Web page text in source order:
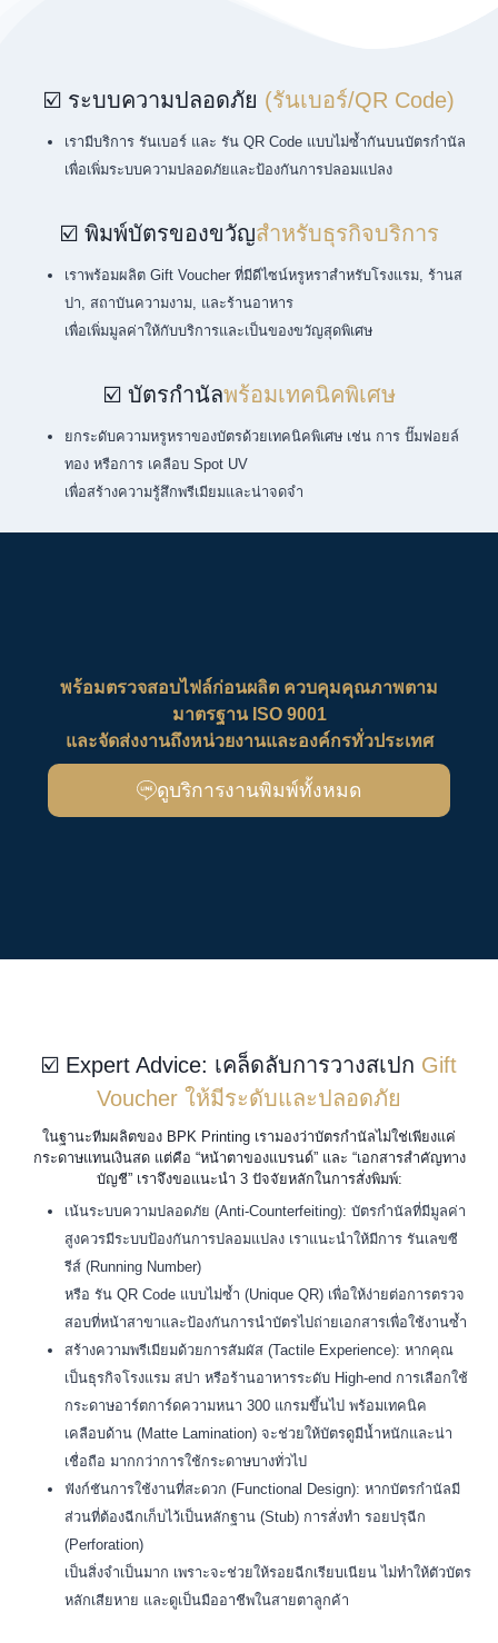
☑️ ระบบความปลอดภัย (รันเบอร์/QR Code)
เรามีบริการ รันเบอร์ และ รัน QR Code แบบไม่ซ้ำกันบนบัตรกำนัล
เพื่อเพิ่มระบบความปลอดภัยและป้องกันการปลอมแปลง
☑️ พิมพ์บัตรของขวัญสำหรับธุรกิจบริการ
เราพร้อมผลิต Gift Voucher ที่มีดีไซน์หรูหราสำหรับโรงแรม, ร้านส
ปา, สถาบันความงาม, และร้านอาหาร
เพื่อเพิ่มมูลค่าให้กับบริการและเป็นของขวัญสุดพิเศษ
☑️ บัตรกำนัลพร้อมเทคนิคพิเศษ
ยกระดับความหรูหราของบัตรด้วยเทคนิคพิเศษ เช่น การ ปั๊มฟอยล์
ทอง หรือการ เคลือบ Spot UV
เพื่อสร้างความรู้สึกพรีเมียมและน่าจดจำ
พร้อมตรวจสอบไฟล์ก่อนผลิต ควบคุมคุณภาพตาม
มาตรฐาน ISO 9001
และจัดส่งงานถึงหน่วยงานและองค์กรทั่วประเทศ
ดูบริการงานพิมพ์ทั้งหมด
☑️ Expert Advice: เคล็ดลับการวางสเปก Gift
Voucher ให้มีระดับและปลอดภัย
ในฐานะทีมผลิตของ BPK Printing เรามองว่าบัตรกำนัลไม่ใช่เพียงแค่
กระดาษแทนเงินสด แต่คือ “หน้าตาของแบรนด์” และ “เอกสารสำคัญทาง
บัญชี” เราจึงขอแนะนำ 3 ปัจจัยหลักในการสั่งพิมพ์:
เน้นระบบความปลอดภัย (Anti-Counterfeiting): บัตรกำนัลที่มีมูลค่า
สูงควรมีระบบป้องกันการปลอมแปลง เราแนะนำให้มีการ รันเลขซี
รีส์ (Running Number)
หรือ รัน QR Code แบบไม่ซ้ำ (Unique QR) เพื่อให้ง่ายต่อการตรวจ
สอบที่หน้าสาขาและป้องกันการนำบัตรไปถ่ายเอกสารเพื่อใช้งานซ้ำ
สร้างความพรีเมียมด้วยการสัมผัส (Tactile Experience): หากคุณ
เป็นธุรกิจโรงแรม สปา หรือร้านอาหารระดับ High-end การเลือกใช้
กระดาษอาร์ตการ์ดความหนา 300 แกรมขึ้นไป พร้อมเทคนิค
เคลือบด้าน (Matte Lamination) จะช่วยให้บัตรดูมีน้ำหนักและน่า
เชื่อถือ มากกว่าการใช้กระดาษบางทั่วไป
ฟังก์ชันการใช้งานที่สะดวก (Functional Design): หากบัตรกำนัลมี
ส่วนที่ต้องฉีกเก็บไว้เป็นหลักฐาน (Stub) การสั่งทำ รอยปรุฉีก
(Perforation)
เป็นสิ่งจำเป็นมาก เพราะจะช่วยให้รอยฉีกเรียบเนียน ไม่ทำให้ตัวบัตร
หลักเสียหาย และดูเป็นมืออาชีพในสายตาลูกค้า